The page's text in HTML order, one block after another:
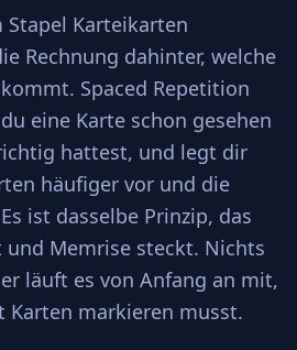
Stapel Karteikarten
Rechnung dahinter, welche
Spaced Repetition
eine Karte schon gesehen
hattest, und legt dir
häufiger vor und die
ist dasselbe Prinzip, das
Memrise steckt. Nichts
läuft es von Anfang an mit,
Karten markieren musst.